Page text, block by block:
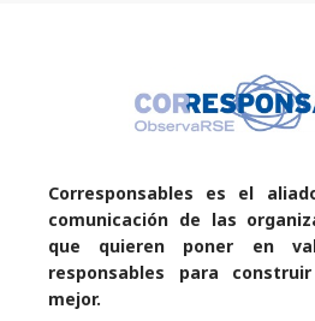
Corresponsables es el
comunicación de las
que quieren poner en
responsables para
mejor.